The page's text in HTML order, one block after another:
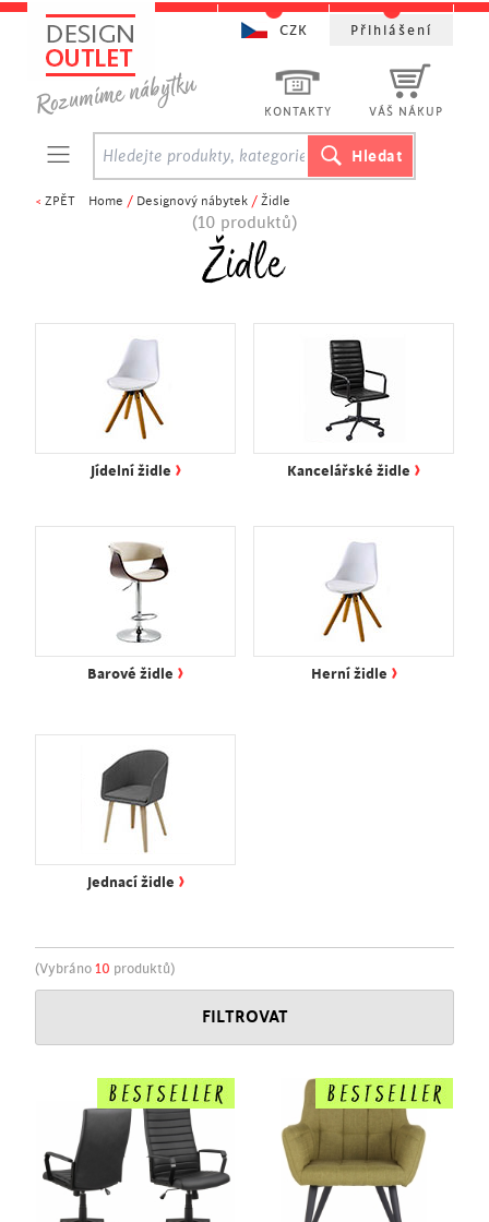
< ZPĚT Home / Designový nábytek / Židle
(10 produktů)
Židle
Jídelní židle › Kancelářské židle ›
Barové židle › Herní židle ›
Jednací židle ›
(Vybráno 10 produktů)
FILTROVAT
KONTAKTY VÁŠ NÁKUP
CZK Přihlášení